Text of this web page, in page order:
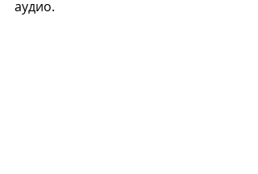
аудио.